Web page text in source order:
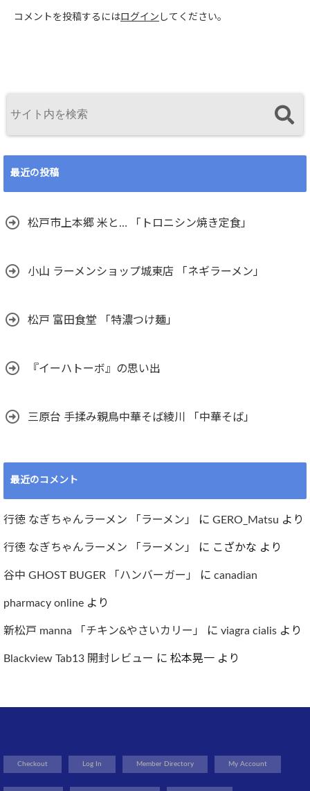
コメントを投稿するには ログイン してください。
最近の投稿
松戸市上本郷 米と… 「トロニシン焼き定食」
小山 ラーメンショップ城東店 「ネギラーメン」
松戸 富田食堂 「特濃つけ麺」
『イーハトーボ』の思い出
三原台 手揉み親鳥中華そば綾川 「中華そば」
最近のコメント
行徳 なぎちゃんラーメン 「ラーメン」 に GERO_Matsu より
行徳 なぎちゃんラーメン 「ラーメン」 に こざかな より
谷中 GHOST BUGER 「ハンバーガー」 に canadian
pharmacy online より
新松戸 manna 「チキン&やさいカリー」 に viagra cialis より
Blackview Tab13 開封レビュー に 松本晃一 より
Checkout Log In Member Directory My Account